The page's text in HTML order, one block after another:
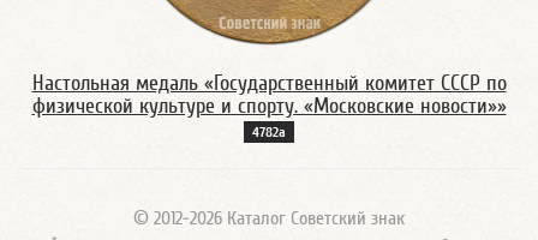
Настольная медаль «Государственный комитет СССР по
физической культуре и спорту. «Московские новости»»
4782а
© 2012-2026 Каталог Советский знак